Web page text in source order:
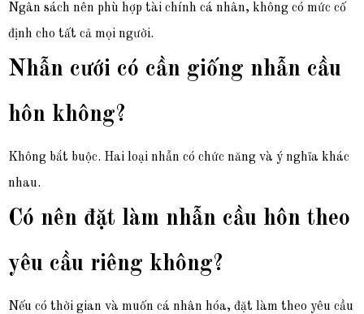
Ngân sách nên phù hợp tài chính cá nhân, không có mức cố
định cho tất cả mọi người.
Nhẫn cưới có cần giống nhẫn cầu
hôn không?
Không bắt buộc. Hai loại nhẫn có chức năng và ý nghĩa khác
nhau.
Có nên đặt làm nhẫn cầu hôn theo
yêu cầu riêng không?
Nếu có thời gian và muốn cá nhân hóa, đặt làm theo yêu cầu